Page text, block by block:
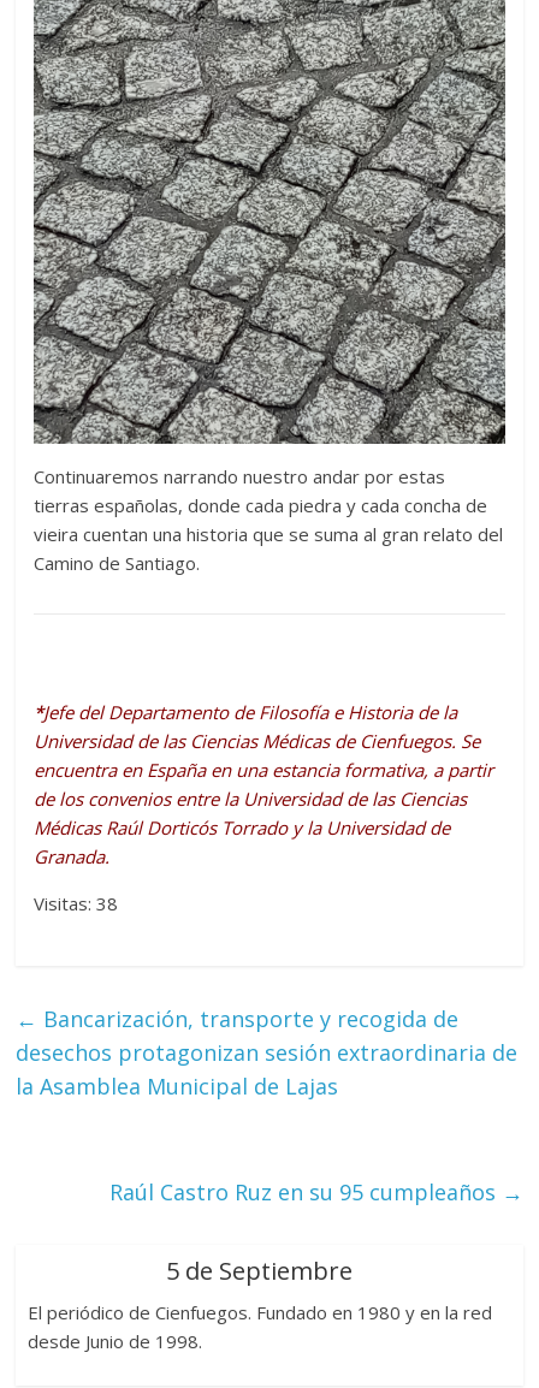
Continuaremos narrando nuestro andar por estas
tierras españolas, donde cada piedra y cada concha de
vieira cuentan una historia que se suma al gran relato del
Camino de Santiago.
*Jefe del Departamento de Filosofía e Historia de la
Universidad de las Ciencias Médicas de Cienfuegos. Se
encuentra en España en una estancia formativa, a partir
de los convenios entre la Universidad de las Ciencias
Médicas Raúl Dorticós Torrado y la Universidad de
Granada.
Visitas: 38
← Bancarización, transporte y recogida de
desechos protagonizan sesión extraordinaria de
la Asamblea Municipal de Lajas
Raúl Castro Ruz en su 95 cumpleaños →
5 de Septiembre
El periódico de Cienfuegos. Fundado en 1980 y en la red
desde Junio de 1998.